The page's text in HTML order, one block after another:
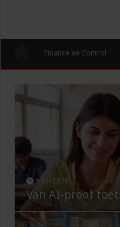
Finance en Control
9 juli 2026
Van AI-proof